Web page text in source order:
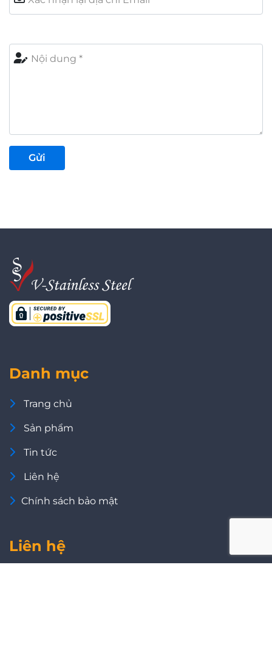
Danh mục
Trang chủ
Sản phẩm
Tin tức
Liên hệ
Chính sách bảo mật
Liên hệ